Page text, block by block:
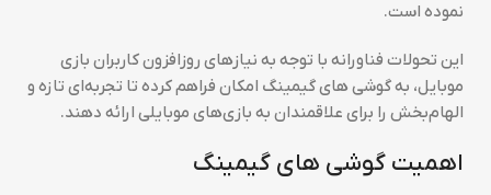
نموده است.
این تحولات فناورانه با توجه به نیازهای روزافزون کاربران بازی
موبایل، به گوشی های گیمینگ امکان فراهم کرده تا تجربه‌ای تازه و
الهام‌بخش را برای علاقمندان به بازی‌های موبایلی ارائه دهند.
اهمیت گوشی های گیمینگ